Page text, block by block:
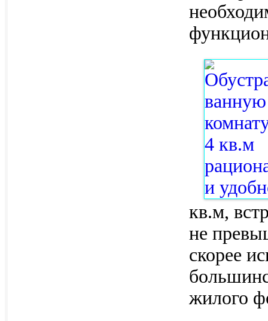
кв.м,
не
скорее
жилого